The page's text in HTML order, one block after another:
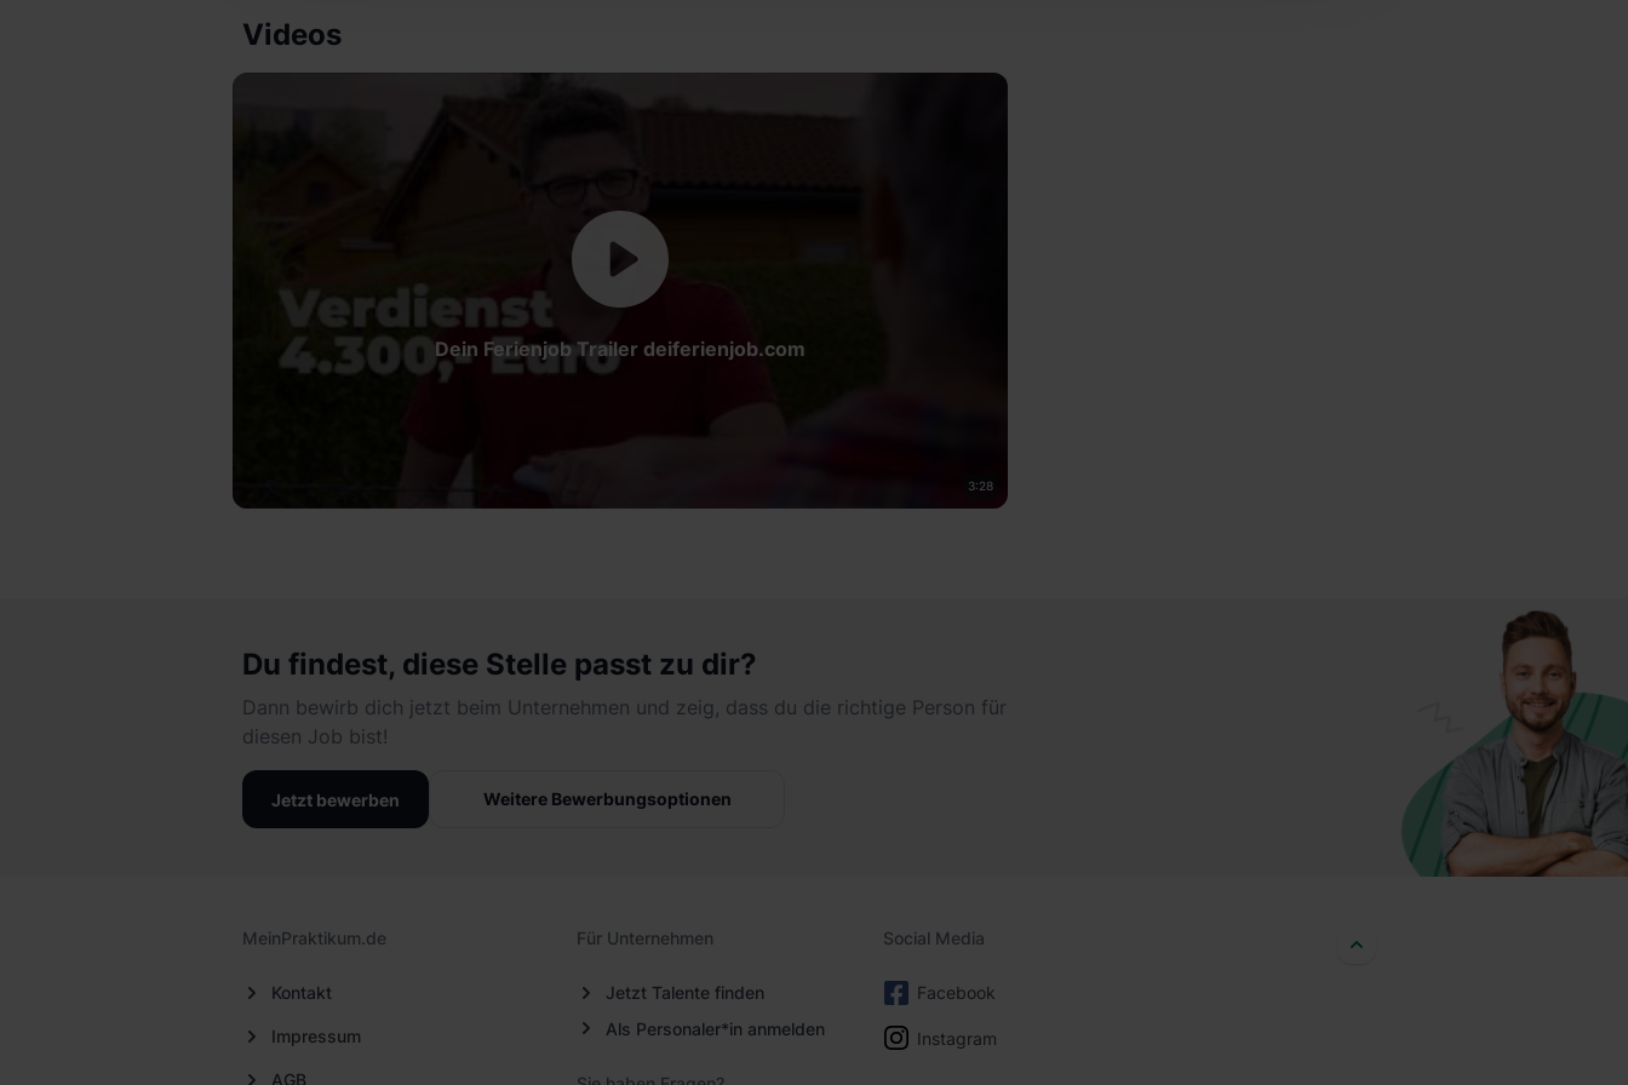
Informationen:
Videos
Dein Ferienjob Trailer deiferienjob.com
3:28
Du findest, diese Stelle passt zu dir?
Dann bewirb dich jetzt beim Unternehmen und zeig, dass du die richtige Person für
diesen Job bist!
Jetzt bewerben Weitere Bewerbungsoptionen
MeinPraktikum.de
Kontakt
Impressum
AGB
Für Unternehmen
Jetzt Talente finden
Als Personaler*in anmelden
Social Media
Facebook
Instagram